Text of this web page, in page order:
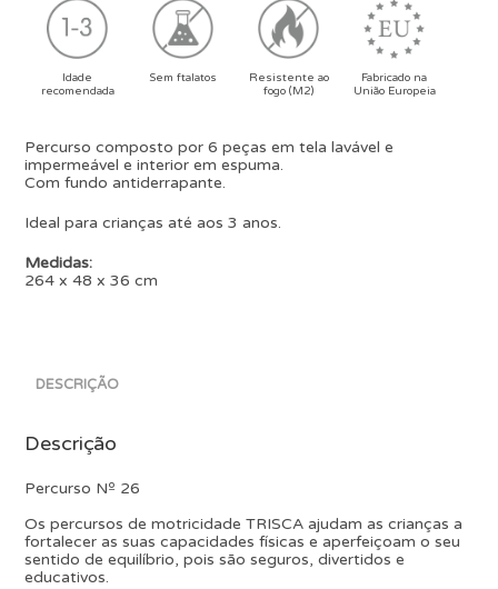
Idade
recomendada
Sem ftalatos
Resistente ao
fogo (M2)
Fabricado na
União Europeia
Percurso composto por 6 peças em tela lavável e
impermeável e interior em espuma.
Com fundo antiderrapante.
Ideal para crianças até aos 3 anos.
Medidas:
264 x 48 x 36 cm
DESCRIÇÃO
Descrição
Percurso Nº 26
Os percursos de motricidade TRISCA ajudam as crianças a
fortalecer as suas capacidades físicas e aperfeiçoam o seu
sentido de equilíbrio, pois são seguros, divertidos e
educativos.